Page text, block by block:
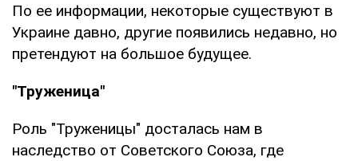
По ее информации, некоторые существуют в
Украине давно, другие появились недавно, но
претендуют на большое будущее.
"Труженица"
Роль "Труженицы" досталась нам в
наследство от Советского Союза, где